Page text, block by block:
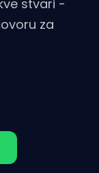
stvari -
za